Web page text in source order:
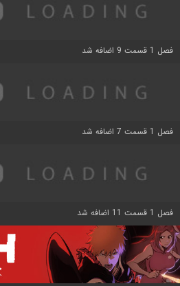
فصل 1 قسمت 9 اضافه شد
فصل 1 قسمت 7 اضافه شد
فصل 1 قسمت 11 اضافه شد